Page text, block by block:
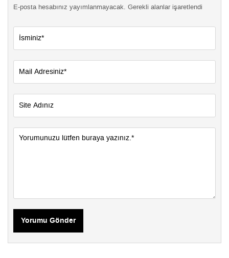
E-posta hesabınız yayımlanmayacak. Gerekli alanlar işaretlendi
Yorumu Gönder